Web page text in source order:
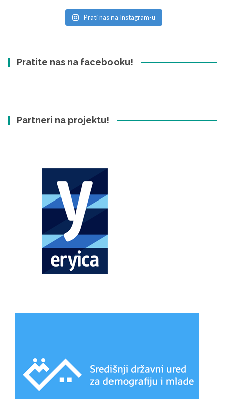
Prati nas na Instagram-u
Pratite nas na facebooku!
Partneri na projektu!